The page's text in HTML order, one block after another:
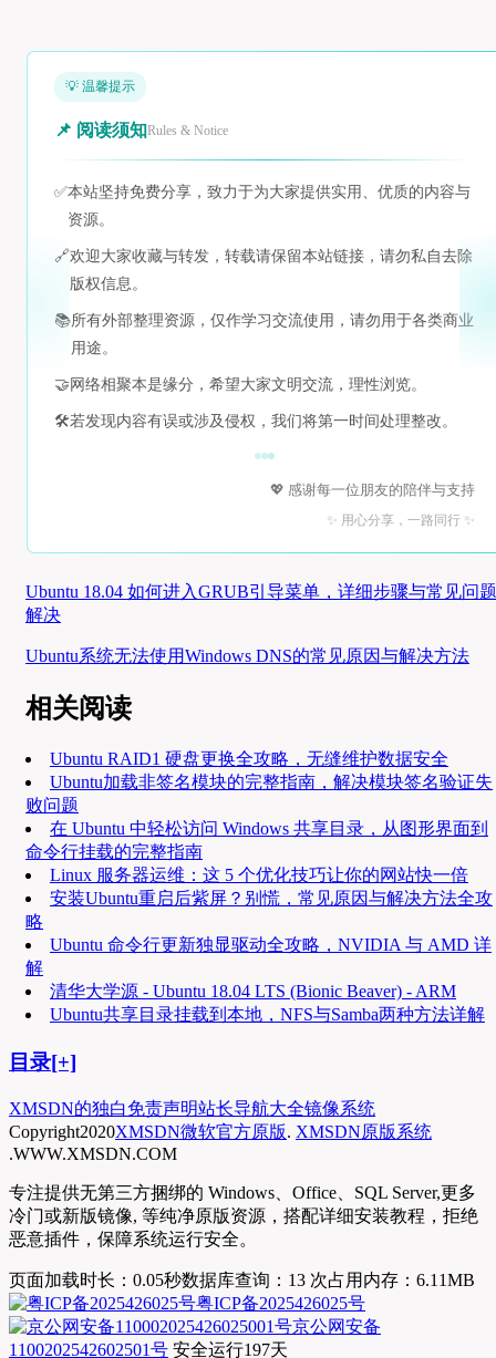
💡 温馨提示
📌 阅读须知Rules & Notice
✅本站坚持免费分享，致力于为大家提供实用、优质的内容与
资源。
🔗欢迎大家收藏与转发，转载请保留本站链接，请勿私自去除
版权信息。
📚所有外部整理资源，仅作学习交流使用，请勿用于各类商业
用途。
🤝 网络相聚本是缘分，希望大家文明交流，理性浏览。
🛠️若发现内容有误或涉及侵权，我们将第一时间处理整改。
💖 感谢每一位朋友的陪伴与支持
✨ 用心分享，一路同行 ✨
Ubuntu 18.04 如何进入GRUB引导菜单，详细步骤与常见问题
解决
Ubuntu系统无法使用Windows DNS的常见原因与解决方法
相关阅读
Ubuntu RAID1 硬盘更换全攻略，无缝维护数据安全
Ubuntu加载非签名模块的完整指南，解决模块签名验证失
败问题
在 Ubuntu 中轻松访问 Windows 共享目录，从图形界面到
命令行挂载的完整指南
Linux 服务器运维：这 5 个优化技巧让你的网站快一倍
安装Ubuntu重启后紫屏？别慌，常见原因与解决方法全攻
略
Ubuntu 命令行更新独显驱动全攻略，NVIDIA 与 AMD 详
解
清华大学源 - Ubuntu 18.04 LTS (Bionic Beaver) - ARM
Ubuntu共享目录挂载到本地，NFS与Samba两种方法详解
目录[+]
XMSDN的独白免责声明站长导航大全镜像系统
Copyright2020XMSDN微软官方原版. XMSDN原版系统
.WWW.XMSDN.COM
专注提供无第三方捆绑的 Windows、Office、SQL Server,更多
冷门或新版镜像, 等纯净原版资源，搭配详细安装教程，拒绝
恶意插件，保障系统运行安全。
页面加载时长：0.05秒数据库查询：13 次占用内存：6.11MB
粤ICP备2025426025号
京公网安备
1100202542602501号 安全运行197天